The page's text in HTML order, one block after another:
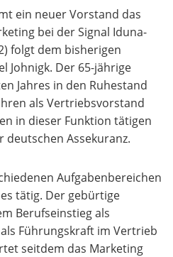
ein neuer Vorstand das
bei der Signal Iduna-
folgt dem bisherigen
Johnigk. Der 65-jährige
Jahres in den Ruhestand
als Vertriebsvorstand
in dieser Funktion tätigen
Assekuranz.
Aufgabenbereichen
tätig. Der gebürtige
Berufseinstieg als
Führungskraft im Vertrieb
seitdem das Marketing